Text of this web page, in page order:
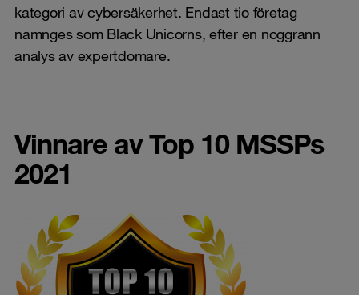
kategori av cybersäkerhet. Endast tio företag
namnges som Black Unicorns, efter en noggrann
analys av expertdomare.
Vinnare av Top 10 MSSPs
2021